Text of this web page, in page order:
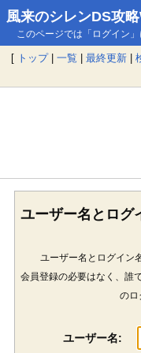
風来のシレンDS攻
このページでは「ログイン
[ トップ| 一覧 | 最終更新 |
ユーザー名とログ
ユーザー名とログイン
会員登録の必要はなく、誰
のロ
ユーザー名: